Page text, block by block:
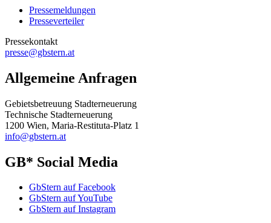
Pressemeldungen
Presseverteiler
Pressekontakt
presse@gbstern.at
Allgemeine Anfragen
Gebietsbetreuung Stadterneuerung
Technische Stadterneuerung
1200 Wien, Maria-Restituta-Platz 1
info@gbstern.at
GB* Social Media
GbStern auf Facebook
GbStern auf YouTube
GbStern auf Instagram